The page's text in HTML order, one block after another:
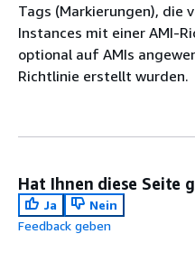
Tags (Markierungen), die
Instances mit einer AMI-
optional auf AMIs
Richtlinie erstellt wurden.
Hat Ihnen diese Seite
Ja
Nein
Feedback geben